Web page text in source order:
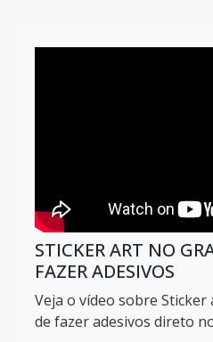
STICKER ART NO
FAZER ADESIVOS
Veja o vídeo sobre
de fazer adesivos direto